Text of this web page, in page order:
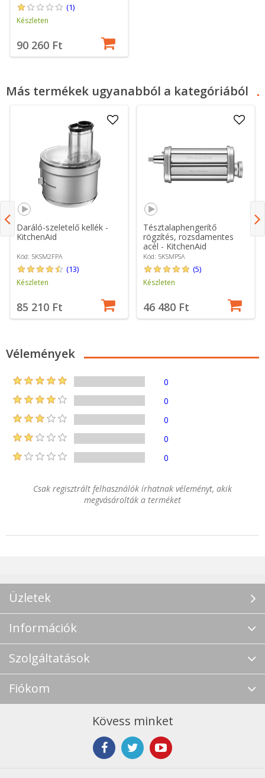
(1)
Készleten
90 260 Ft
Más termékek ugyanabból a kategóriából
Daráló-szeletelő kellék -
KitchenAid
Kód: 5KSM2FPA
(13)
Készleten
85 210 Ft
Tésztalaphengerítő
rögzítés, rozsdamentes
acél - KitchenAid
Kód: 5KSMPSA
(5)
Készleten
46 480 Ft
Vélemények
0
0
0
0
0
Csak regisztrált felhasználók írhatnak véleményt, akik
megvásárolták a terméket
Üzletek
Információk
Szolgáltatások
Fiókom
Kövess minket